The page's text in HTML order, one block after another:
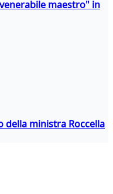
maestro" in
della ministra Roccella